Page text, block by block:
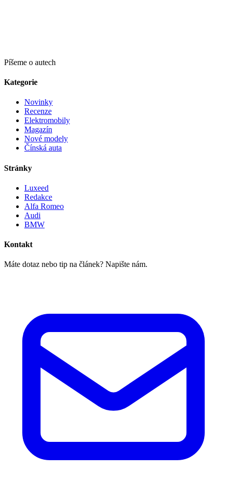
Píšeme o autech
Kategorie
Novinky
Recenze
Elektromobily
Magazín
Nové modely
Čínská auta
Stránky
Luxeed
Redakce
Alfa Romeo
Audi
BMW
Kontakt
Máte dotaz nebo tip na článek? Napište nám.